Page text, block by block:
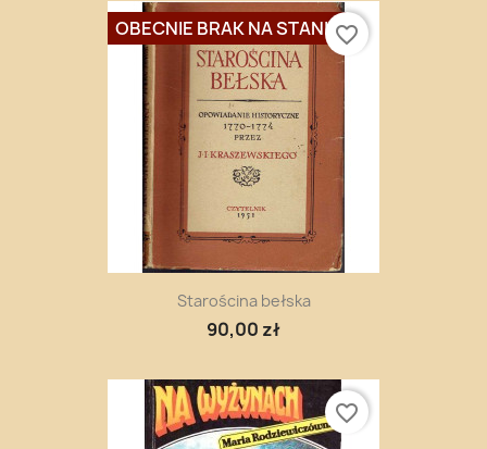
Starościna bełska
90,00 zł
OBECNIE BRAK NA STANIEfavorite_border
favorite_border